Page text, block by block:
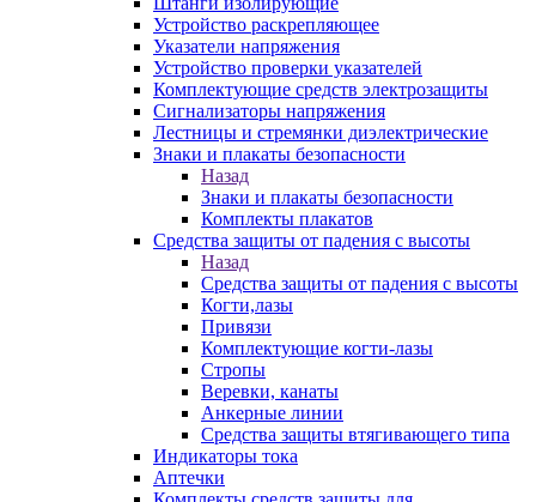
Устройство раскрепляющее
Указатели напряжения
Устройство проверки указателей
Комплектующие средств электрозащиты
Сигнализаторы напряжения
Лестницы и стремянки диэлектрические
Знаки и плакаты безопасности
Назад
Знаки и плакаты безопасности
Комплекты плакатов
Средства защиты от падения с высоты
Назад
Средства защиты от падения с высоты
Когти,лазы
Привязи
Комплектующие когти-лазы
Стропы
Веревки, канаты
Анкерные линии
Средства защиты втягивающего типа
Индикаторы тока
Аптечки